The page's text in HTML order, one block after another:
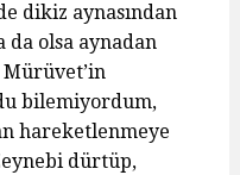
dikiz aynasından
da olsa aynadan
Mürüvet’in
bilemiyordum,
hareketlenmeye
dürtüp,